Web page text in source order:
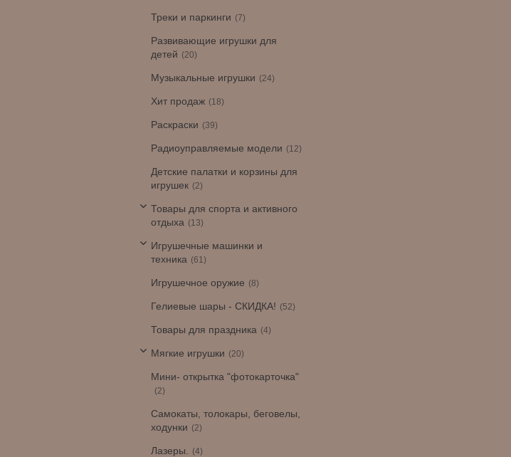
Треки и паркинги 7
Развивающие игрушки для
детей
20
Музыкальные игрушки 24
Хит продаж 18
Раскраски 39
Радиоуправляемые модели 12
Детские палатки и корзины для
игрушек
2
Товары для спорта и активного
отдыха
13
Игрушечные машинки и
техника
61
Игрушечное оружие 8
Гелиевые шары - СКИДКА! 52
Товары для праздника 4
Мягкие игрушки 20
Мини- открытка "фотокарточка"
2
Самокаты, толокары, беговелы,
ходунки
2
Лазеры. 4